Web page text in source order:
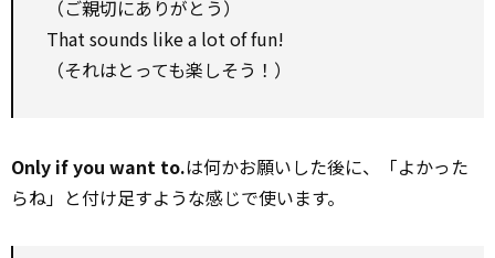
（ご親切にありがとう）
That sounds like a lot of fun!
（それはとっても楽しそう！）
Only if you want to.は何かお願いした後に、「よかった
らね」と付け足すような感じで使います。